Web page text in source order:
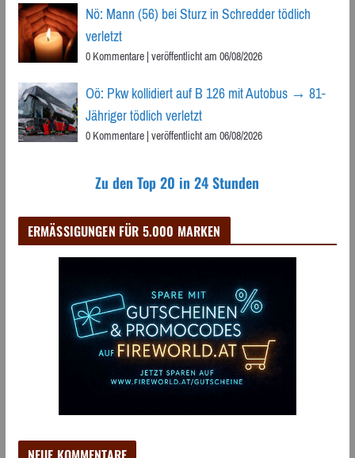
Nö: Mann (56) bei Sturz in Schredder tödlich
verletzt
0 Kommentare|veröffentlicht am 06/08/2026
Oö: Pkw kollidiert auf B 126 mit Autobus → 81-
Jähriger tödlich verletzt
0 Kommentare|veröffentlicht am 06/08/2026
Zu den Top 20 in 24 Stunden
ERMÄSSIGUNGEN FÜR 5.000 MARKEN